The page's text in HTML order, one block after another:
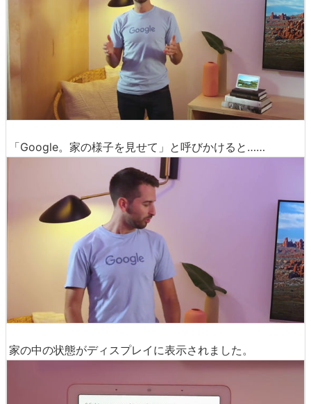
「Google。家の様子を見せて」と呼びかけると……
家の中の状態がディスプレイに表示されました。